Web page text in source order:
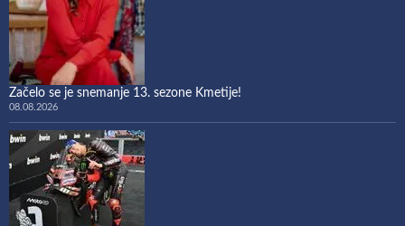
Začelo se je snemanje 13. sezone Kmetije!
08.08.2026